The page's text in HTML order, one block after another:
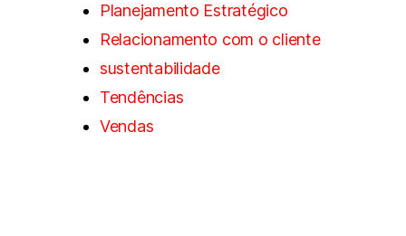
Planejamento Estratégico
Relacionamento com o cliente
sustentabilidade
Tendências
Vendas